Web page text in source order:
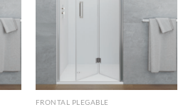
FRONTAL PLEGABLE